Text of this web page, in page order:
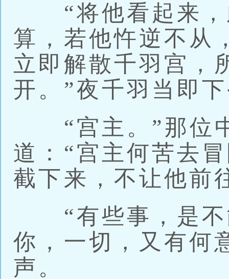
“将他看起来，
算，若他忤逆不从
立即解散千羽宫，
开。”夜千羽当即
“宫主。”那位
道：“宫主何苦去
截下来，不让他前
“有些事，是不
你，一切，又有何
声。